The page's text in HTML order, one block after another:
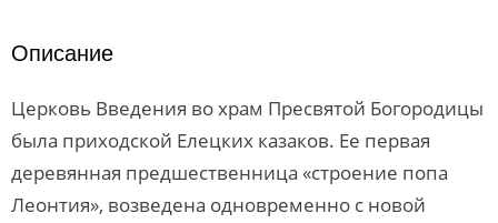
Описание
Церковь Введения во храм Пресвятой Богородицы
была приходской Елецких казаков. Ее первая
деревянная предшественница «строение попа
Леонтия», возведена одновременно с новой